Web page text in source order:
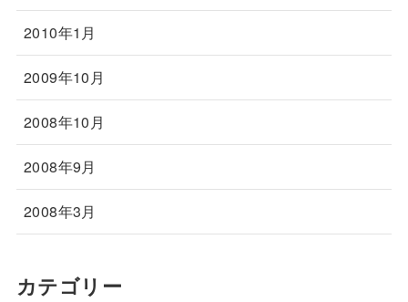
2010年1月
2009年10月
2008年10月
2008年9月
2008年3月
カテゴリー